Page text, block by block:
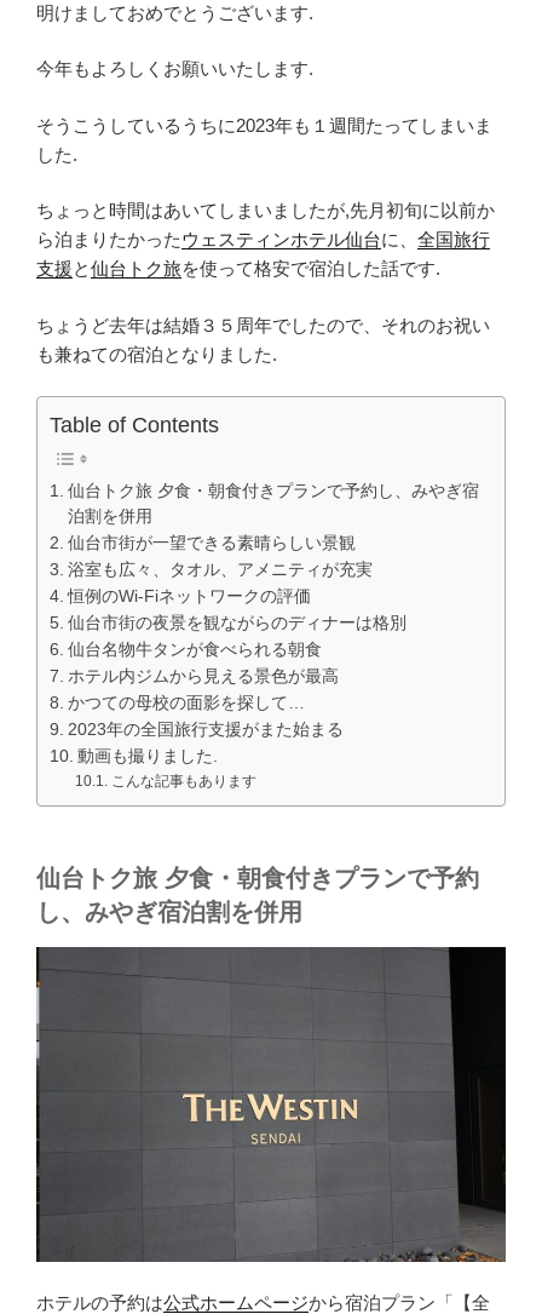
c
e
b
o
k
tt
er
e
明けましておめでとうございます.
今年もよろしくお願いいたします.
そうこうしているうちに2023年も１週間たってしまいま
した.
ちょっと時間はあいてしまいましたが,先月初旬に以前か
ら泊まりたかったウェスティンホテル仙台に、 全国旅行
支援と仙台トク旅を使って格安で宿泊した話です.
ちょうど去年は結婚３５周年でしたので、それのお祝い
も兼ねての宿泊となりました.
Table of Contents
仙台トク旅 夕食・朝食付きプランで予約し、みやぎ宿
泊割を併用
仙台市街が一望できる素晴らしい景観
浴室も広々、タオル、アメニティが充実
恒例のWi-Fiネットワークの評価
仙台市街の夜景を観ながらのディナーは格別
仙台名物牛タンが食べられる朝食
ホテル内ジムから見える景色が最高
かつての母校の面影を探して…
2023年の全国旅行支援がまた始まる
動画も撮りました.
こんな記事もあります
仙台トク旅 夕食・朝食付きプランで予約
し、みやぎ宿泊割を併用
ホテルの予約は公式ホームページから宿泊プラン「【全